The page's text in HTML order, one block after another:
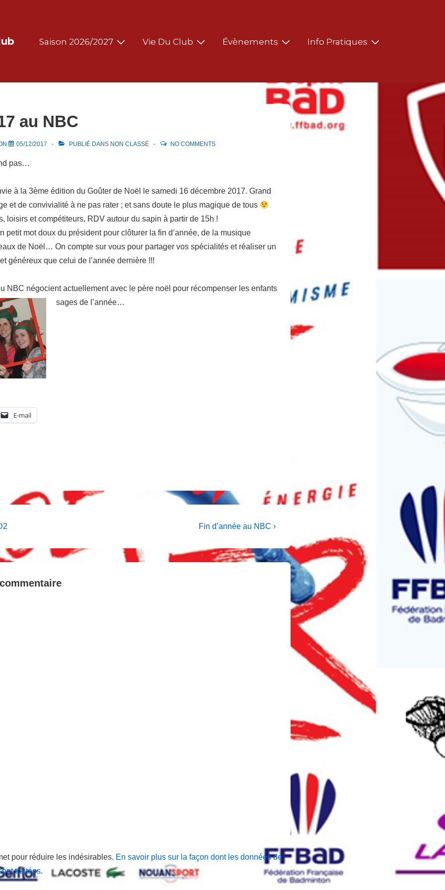
MainSaison 2026/2027 Vie Du Club Évènements Info Pratiques
au NBC
05/12/2017 PUBLIÉ DANS NON CLASSÉ NO COMMENTS
pas…
à la 3ème édition du Goûter de Noël le samedi 16 décembre 2017. Grand
et de convivialité à ne pas rater ; et sans doute le plus magique de tous
loisirs et compétiteurs, RDV autour du sapin à partir de 15h !
petit mot doux du président pour clôturer la fin d’année, de la musique
de Noël… On compte sur vous pour partager vos spécialités et réaliser un
généreux que celui de l’année dernière !!!
NBC négocient actuellement avec le père noël pour récompenser les enfants
sages de l’année…
E-mail
Next
is
Fin d’année au NBC ›
pour réduire les indésirables. En savoir plus sur la façon dont les données de
traitées.